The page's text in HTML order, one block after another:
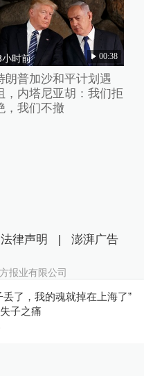
小时前 00:38
朗普加沙和平计划遇
，内塔尼亚胡：我们拒
，我们不撤
，我的魂就掉在上海了”，
之痛
法律声明 | 澎湃广告
报业有限公司
沪ICP备14003370号
：31120170006
号